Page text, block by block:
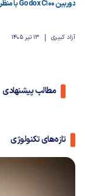
دوربین Godox C100 با منظره‌یاب LCD شفاف و قیمت ۲۹ دلار معرفی شد
آزاد کبیری 13 تیر 1405
مطالب پیشنهادی
تازه‌های تکنولوژی